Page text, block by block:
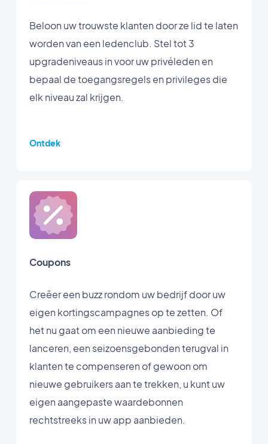
Beloon uw trouwste klanten door ze lid te laten
worden van een ledenclub. Stel tot 3
upgradeniveaus in voor uw privéleden en
bepaal de toegangsregels en privileges die
elk niveau zal krijgen.
Ontdek
Coupons
Creëer een buzz rondom uw bedrijf door uw
eigen kortingscampagnes op te zetten. Of
het nu gaat om een nieuwe aanbieding te
lanceren, een seizoensgebonden terugval in
klanten te compenseren of gewoon om
nieuwe gebruikers aan te trekken, u kunt uw
eigen aangepaste waardebonnen
rechtstreeks in uw app aanbieden.